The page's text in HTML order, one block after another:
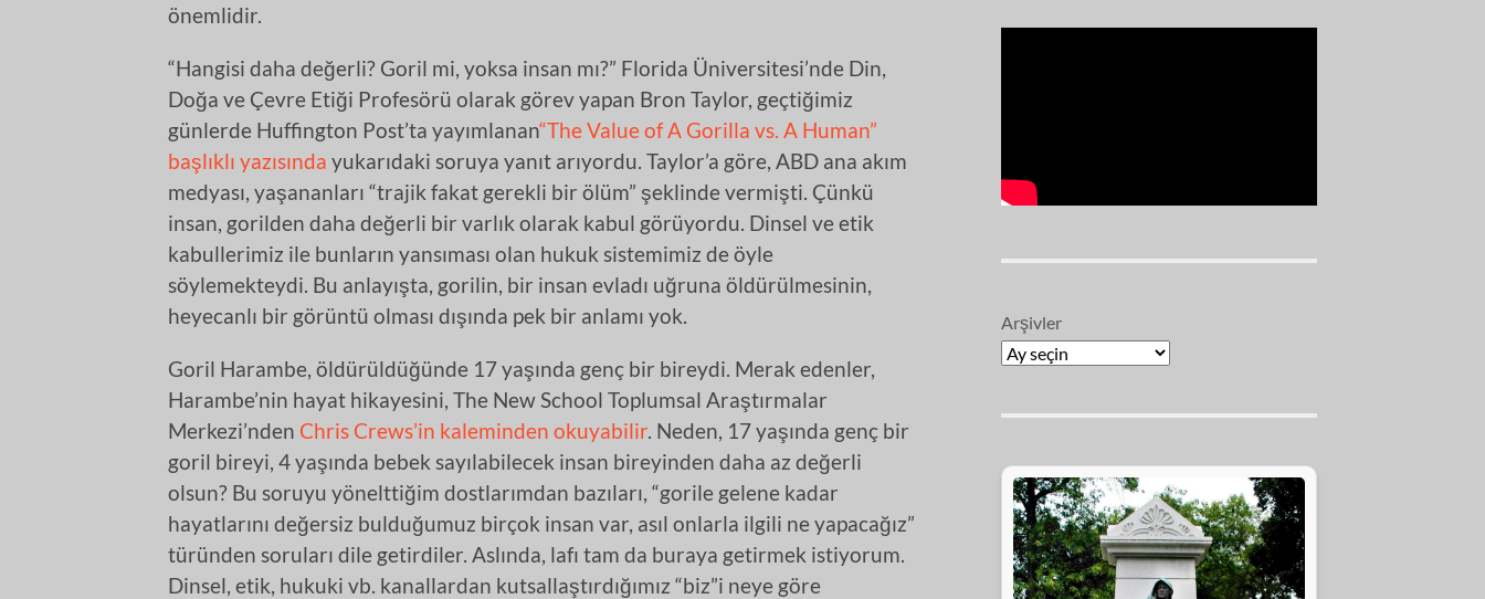
önemlidir.
“Hangisi daha değerli? Goril mi, yoksa insan mı?” Florida Üniversitesi’nde Din,
Doğa ve Çevre Etiği Profesörü olarak görev yapan Bron Taylor, geçtiğimiz
günlerde Huffington Post’ta yayımlanan“The Value of A Gorilla vs. A Human”
başlıklı yazısında yukarıdaki soruya yanıt arıyordu. Taylor’a göre, ABD ana akım
medyası, yaşananları “trajik fakat gerekli bir ölüm” şeklinde vermişti. Çünkü
insan, gorilden daha değerli bir varlık olarak kabul görüyordu. Dinsel ve etik
kabullerimiz ile bunların yansıması olan hukuk sistemimiz de öyle
söylemekteydi. Bu anlayışta, gorilin, bir insan evladı uğruna öldürülmesinin,
heyecanlı bir görüntü olması dışında pek bir anlamı yok.
Goril Harambe, öldürüldüğünde 17 yaşında genç bir bireydi. Merak edenler,
Harambe’nin hayat hikayesini, The New School Toplumsal Araştırmalar
Merkezi’nden Chris Crews’in kaleminden okuyabilir. Neden, 17 yaşında genç bir
goril bireyi, 4 yaşında bebek sayılabilecek insan bireyinden daha az değerli
olsun? Bu soruyu yönelttiğim dostlarımdan bazıları, “gorile gelene kadar
hayatlarını değersiz bulduğumuz birçok insan var, asıl onlarla ilgili ne yapacağız”
türünden soruları dile getirdiler. Aslında, lafı tam da buraya getirmek istiyorum.
Dinsel, etik, hukuki vb. kanallardan kutsallaştırdığımız “biz”i neye göre
Arşivler